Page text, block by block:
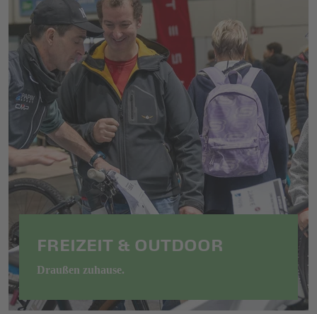
FREIZEIT & OUTDOOR
Draußen zuhause.